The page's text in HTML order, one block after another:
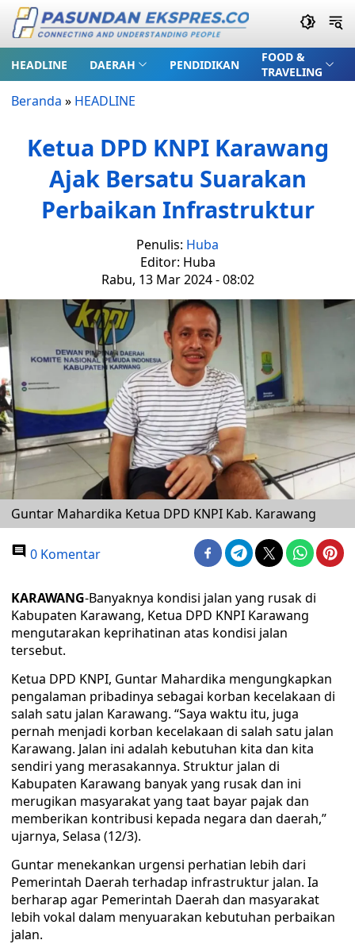
HEADLINE DAERAH PENDIDIKAN
FOOD &
TRAVELING
Beranda » HEADLINE
Ketua DPD KNPI Karawang
Ajak Bersatu Suarakan
Perbaikan Infrastruktur
Penulis: Huba
Editor: Huba
Rabu, 13 Mar 2024 - 08:02
Guntar Mahardika Ketua DPD KNPI Kab. Karawang
0 Komentar
KARAWANG-Banyaknya kondisi jalan yang rusak di
Kabupaten Karawang, Ketua DPD KNPI Karawang
mengutarakan keprihatinan atas kondisi jalan
tersebut.
Ketua DPD KNPI, Guntar Mahardika mengungkapkan
pengalaman pribadinya sebagai korban kecelakaan di
salah satu jalan Karawang. “Saya waktu itu, juga
pernah menjadi korban kecelakaan di salah satu jalan
Karawang. Jalan ini adalah kebutuhan kita dan kita
sendiri yang merasakannya. Struktur jalan di
Kabupaten Karawang banyak yang rusak dan ini
merugikan masyarakat yang taat bayar pajak dan
memberikan kontribusi kepada negara dan daerah,”
ujarnya, Selasa (12/3).
Guntar menekankan urgensi perhatian lebih dari
Pemerintah Daerah terhadap infrastruktur jalan. Ia
berharap agar Pemerintah Daerah dan masyarakat
lebih vokal dalam menyuarakan kebutuhan perbaikan
jalan.